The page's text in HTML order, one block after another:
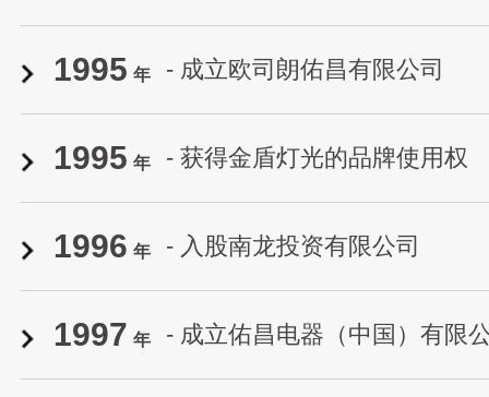
1995 年 - 成立欧司朗佑昌有限公司
1995 年 - 获得金盾灯光的品牌使用权
1996 年 - 入股南龙投资有限公司
1997 年 - 成立佑昌电器（中国）有限